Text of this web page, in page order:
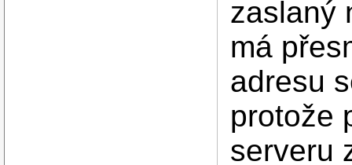
zaslaný
má
adresu
protože
serveru